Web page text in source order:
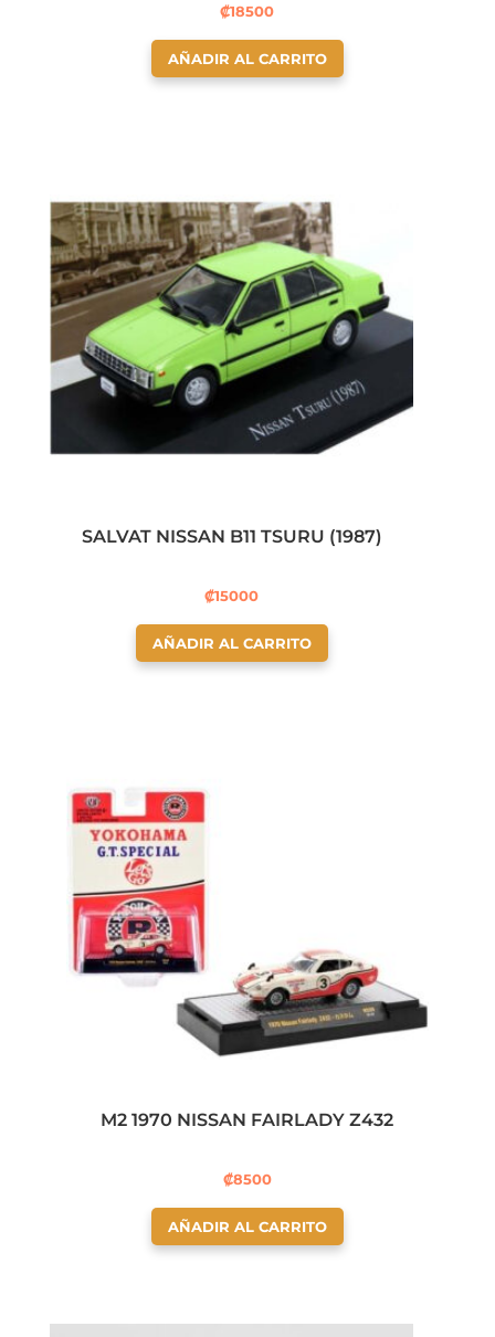
₡18500
AÑADIR AL CARRITO
SALVAT NISSAN B11 TSURU (1987)
₡15000
AÑADIR AL CARRITO
M2 1970 NISSAN FAIRLADY Z432
₡8500
AÑADIR AL CARRITO